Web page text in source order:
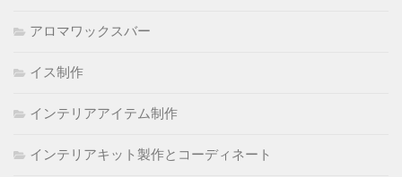
アロマワックスバー
イス制作
インテリアアイテム制作
インテリアキット製作とコーディネート